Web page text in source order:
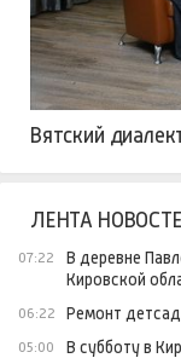
Вятский
ЛЕНТА
07:22
В деревне
Кировской
06:22 Ремонт
05:00 В субботу в